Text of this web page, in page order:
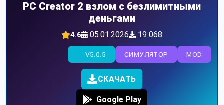
PC Creator 2 взлом с безлимитными
деньгами
4.6 05.01.2026 19 068
MOD
СИМУЛЯТОР
V5.0.5
СКАЧАТЬ
Google Play